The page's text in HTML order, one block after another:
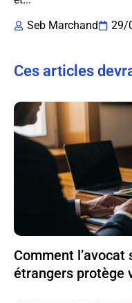
Seb Marchand
29/
Ces articles
Comment
étrangers protège